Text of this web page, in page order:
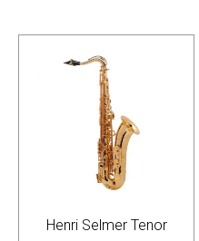
Henri Selmer Tenor